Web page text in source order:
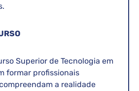
Superior de Tecnologia em
formar profissionais
a realidade